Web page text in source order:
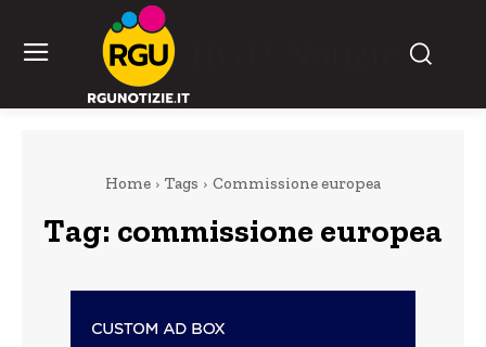
Home Tags Commissione europea
Tag: commissione europea